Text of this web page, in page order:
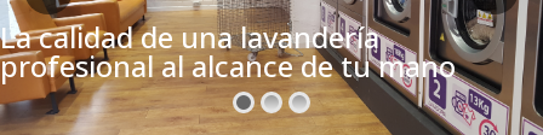
La calidad de una lavandería
profesional al alcance de tu mano